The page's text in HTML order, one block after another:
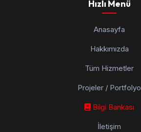
Hızlı Menü
Anasayfa
Hakkımızda
Tüm Hizmetler
Projeler / Portfolyo
Bilgi Bankası
İletişim